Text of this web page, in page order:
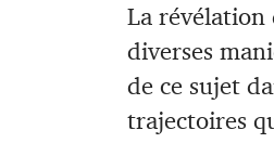
La révélation
diverses
de ce sujet
trajectoires